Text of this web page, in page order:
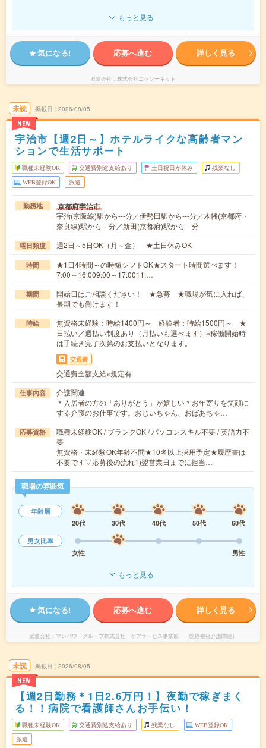
もっと見る
気になる! 応募へ進む 詳しく見る
派遣会社 株式会社ニッソーネット
未読
NEW
掲載日 2026/08/05
宇治市【週2日～】ホテルライクな高齢者マン
ションで生活サポート
職種未経験OK 交通費別途支給あり 土日祝日が休み 残業なし
WEB登録OK 派遣
勤務地 京都府宇治市
宇治(京阪線)駅から---分／伊勢田駅から---分／木幡(京都府・
奈良線)駅から---分／新田(京都府)駅から---分
曜日頻度 週2日～5日OK（月～金） ★土日休みOK
時間
★1日4時間～の時短シフトOK★スタート時間選べます！
7:00～16:009:00～17:0011:…
期間
開始日はご相談ください！ ★急募 ★職場が気に入れば、
長期でも働けます！
時給
無資格未経験：時給1400円～ 経験者：時給1500円～ ★
日払い／週払い制度あり（月払いも選べます）※稼働開始時
は手続き完了次第のお支払いとなります。
交通費
交通費全額支給※規定有
仕事内容
介護関連
＊入居者の方の「ありがとう」が嬉しい＊お年寄りを笑顔に
する介護のお仕事です。おじいちゃん、おばあちゃ…
応募資格
職種未経験OK / ブランクOK / パソコンスキル不要 / 英語力不
要
無資格・未経験OK年齢不問★10名以上採用予定★履歴書は
不要です▽応募後の流れ1)翌営業日までに担当…
職場の雰囲気
年齢層
20代
30代 40代 50代
60代
男女比率
女性
男性
もっと見る
気になる! 応募へ進む 詳しく見る
派遣会社 マンパワーグループ株式会社 ケアサービス事業部 （医療福祉介護関連）
未読
NEW
掲載日 2026/08/05
【週2日勤務＊1日2.6万円！】夜勤で稼ぎまく
る！！病院で看護師さんお手伝い！
職種未経験OK 交通費別途支給あり 残業なし WEB登録OK
派遣